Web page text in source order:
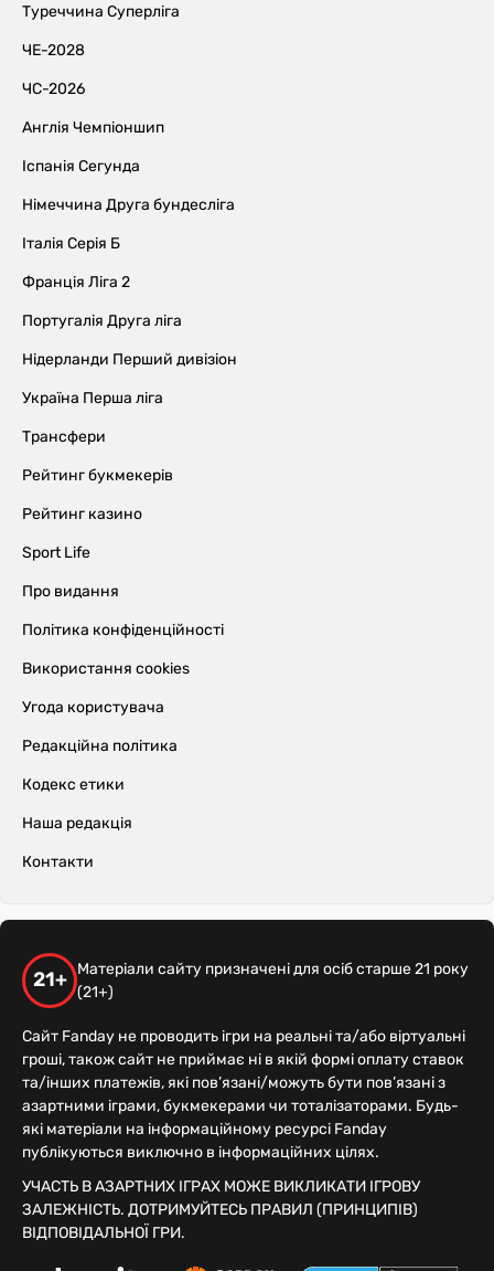
Туреччина Суперліга
ЧЕ-2028
ЧС-2026
Англія Чемпіоншип
Іспанія Сегунда
Німеччина Друга бундесліга
Італія Серія Б
Франція Ліга 2
Португалія Друга ліга
Нідерланди Перший дивізіон
Україна Перша ліга
Трансфери
Рейтинг букмекерів
Рейтинг казино
Sport Life
Про видання
Політика конфіденційності
Використання cookies
Угода користувача
Редакційна політика
Кодекс етики
Наша редакція
Контакти
21+
Матеріали сайту призначені для осіб старше 21 року
(21+)
Сайт Fanday не проводить ігри на реальні та/або віртуальні
гроші, також сайт не приймає ні в якій формі оплату ставок
та/інших платежів, які пов’язані/можуть бути пов’язані з
азартними іграми, букмекерами чи тоталізаторами. Будь-
які матеріали на інформаційному ресурсі Fanday
публікуються виключно в інформаційних цілях.
УЧАСТЬ В АЗАРТНИХ ІГРАХ МОЖЕ ВИКЛИКАТИ ІГРОВУ
ЗАЛЕЖНІСТЬ. ДОТРИМУЙТЕСЬ ПРАВИЛ (ПРИНЦИПІВ)
ВІДПОВІДАЛЬНОЇ ГРИ.